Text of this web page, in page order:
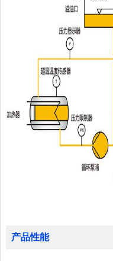
产品性能